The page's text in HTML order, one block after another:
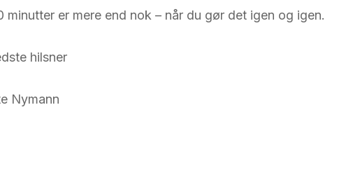
minutter er mere end nok – når du gør det igen og igen.
hilsner
Nymann